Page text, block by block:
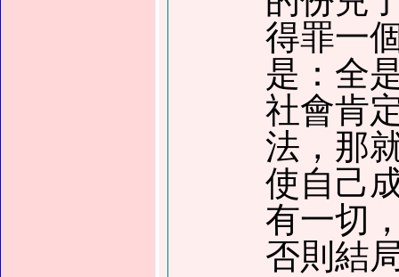
得罪一
是：全
社會肯
法，那
使自己
有一切
否則結